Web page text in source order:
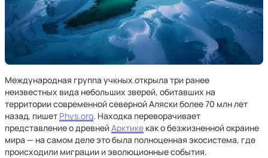
Международная группа учкных открыла три ранее
неизвестных вида небольших зверей, обитавших на
территории современной северной Аляски более 70 млн лет
назад, пишет Phys.org. Находка переворачивает
представление о древнейАрктике как о безжизненной окраине
мира — на самом деле это была полноценная экосистема, где
происходили миграции и эволюционные события.